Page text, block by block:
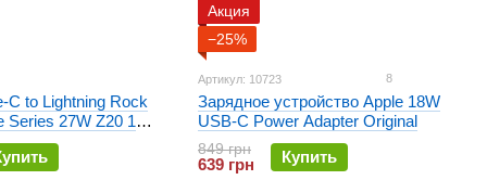
C to Lightning Rock
Series 27W Z20 1
Акция
−25%
Артикул: 10723 8
Зарядное устройство Apple 18W
USB-C Power Adapter Original
849 грн
639 грн Купить